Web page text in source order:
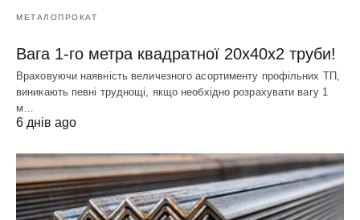
МЕТАЛОПРОКАТ
Вага 1-го метра квадратної 20х40х2 труби!
Враховуючи наявність величезного асортименту профільних ТП,
виникають певні труднощі, якщо необхідно розрахувати вагу 1
м…
6 днів ago